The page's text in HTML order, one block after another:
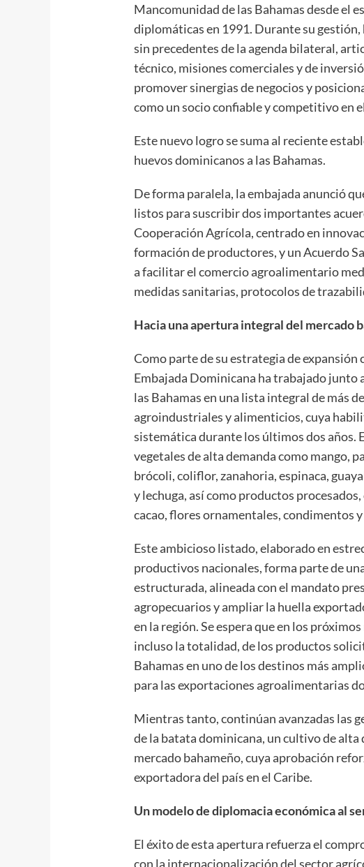
Mancomunidad de las Bahamas desde el
diplomáticas en 1991. Durante su
sin precedentes de la agenda bilateral,
técnico, misiones comerciales y de
promover sinergias de negocios y
como un socio confiable y competitivo en
Este nuevo logro se suma al reciente
huevos dominicanos a las Bahamas.
De forma paralela, la embajada anunció
listos para suscribir dos importantes
Cooperación Agrícola, centrado en
formación de productores, y un Acuerdo
a facilitar el comercio agroalimentario
medidas sanitarias, protocolos de
Hacia una apertura integral del mercado
Como parte de su estrategia de expansión
Embajada Dominicana ha trabajado junto
las Bahamas en una lista integral de más
agroindustriales y alimenticios, cuya
sistemática durante los últimos dos años.
vegetales de alta demanda como mango,
brócoli, coliflor, zanahoria, espinaca,
y lechuga, así como productos
cacao, flores ornamentales, condimentos
Este ambicioso listado, elaborado en
productivos nacionales, forma parte de
estructurada, alineada con el mandato
agropecuarios y ampliar la huella
en la región. Se espera que en los
incluso la totalidad, de los productos
Bahamas en uno de los destinos más
para las exportaciones agroalimentarias
Mientras tanto, continúan avanzadas las
de la batata dominicana, un cultivo de alta
mercado bahameño, cuya aprobación
exportadora del país en el Caribe.
Un modelo de diplomacia económica al
El éxito de esta apertura refuerza el
con la internacionalización del sector